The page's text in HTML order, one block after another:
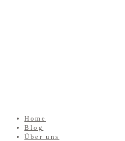
Home
Blog
Über uns